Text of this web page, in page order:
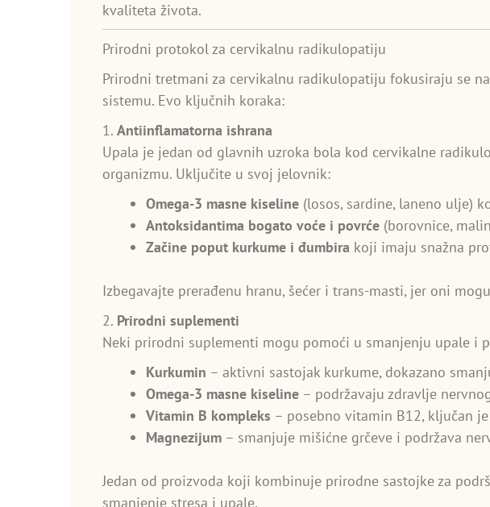
kvaliteta života.
Prirodni protokol za cervikalnu radikulopatiju
Prirodni tretmani za cervikalnu radikulopatiju fokusiraju se
sistemu. Evo ključnih koraka:
1. Antiinflamatorna ishrana
Upala je jedan od glavnih uzroka bola kod cervikalne
organizmu. Uključite u svoj jelovnik:
Omega-3 masne kiseline (losos, sardine, laneno ulje)
Antoksidantima bogato voće i povrće (borovnice,
Začine poput kurkume i đumbira koji imaju snažna
Izbegavajte prerađenu hranu, šećer i trans-masti, jer oni
2. Prirodni suplementi
Neki prirodni suplementi mogu pomoći u smanjenju upale i
Kurkumin – aktivni sastojak kurkume, dokazano
Omega-3 masne kiseline – podržavaju zdravlje
Vitamin B kompleks – posebno vitamin B12, ključan
Magnezijum – smanjuje mišićne grčeve i podržava
Jedan od proizvoda koji kombinuje prirodne sastojke za
smanjenje stresa i upale.